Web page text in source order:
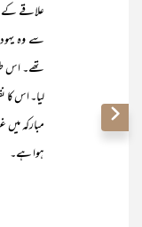
علاقے کے
سے وہ
تھے۔ اس
لیا۔ اس کا
مبارکہ
ہوا ہے۔